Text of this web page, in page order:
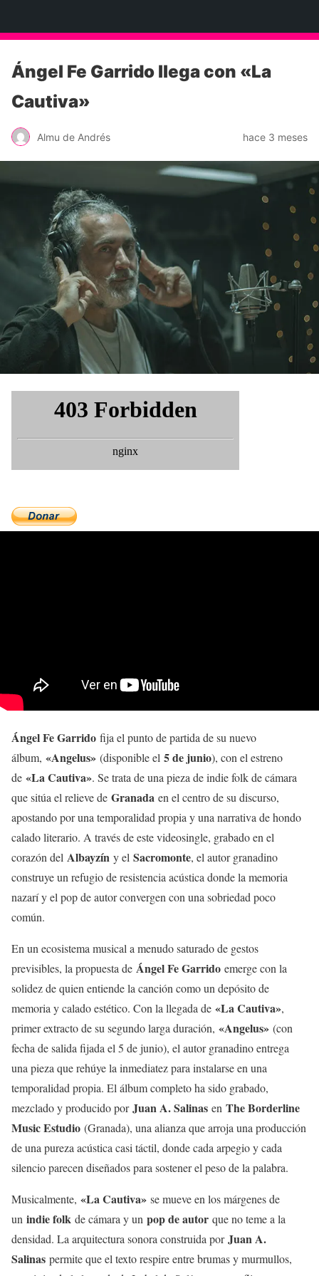
Ángel Fe Garrido llega con «La
Cautiva»
Almu de Andrés hace 3 meses
Ángel Fe Garrido fija el punto de partida de su nuevo
álbum, «Angelus» (disponible el 5 de junio), con el estreno
de «La Cautiva». Se trata de una pieza de indie folk de cámara
que sitúa el relieve de Granada en el centro de su discurso,
apostando por una temporalidad propia y una narrativa de hondo
calado literario. A través de este videosingle, grabado en el
corazón del Albayzín y el Sacromonte, el autor granadino
construye un refugio de resistencia acústica donde la memoria
nazarí y el pop de autor convergen con una sobriedad poco
común.
En un ecosistema musical a menudo saturado de gestos
previsibles, la propuesta de Ángel Fe Garrido emerge con la
solidez de quien entiende la canción como un depósito de
memoria y calado estético. Con la llegada de «La Cautiva»,
primer extracto de su segundo larga duración, «Angelus» (con
fecha de salida fijada el 5 de junio), el autor granadino entrega
una pieza que rehúye la inmediatez para instalarse en una
temporalidad propia. El álbum completo ha sido grabado,
mezclado y producido porJuan A. Salinas en The Borderline
Music Estudio (Granada), una alianza que arroja una producción
de una pureza acústica casi táctil, donde cada arpegio y cada
silencio parecen diseñados para sostener el peso de la palabra.
Musicalmente, «La Cautiva» se mueve en los márgenes de
un indie folk de cámara y un pop de autor que no teme a la
densidad. La arquitectura sonora construida porJuan A.
Salinas permite que el texto respire entre brumas y murmullos,